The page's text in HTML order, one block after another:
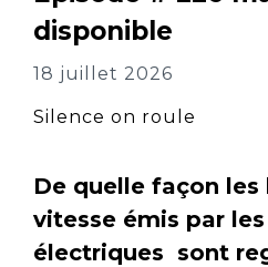
disponible
18 juillet 2026
Silence on roule
De quelle façon les
vitesse émis par
électriques sont